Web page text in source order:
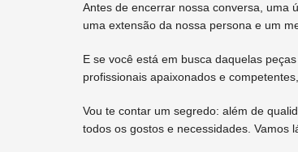
Antes de encerrar nossa conversa, uma
uma extensão da nossa persona e um
E se você está em busca daquelas
profissionais apaixonados e
Vou te contar um segredo: além de
todos os gostos e necessidades. Vamos